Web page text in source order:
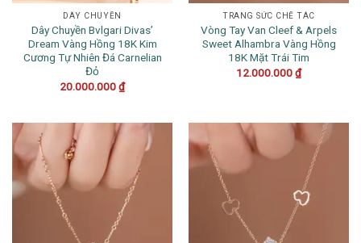
DÂY CHUYỀN
Dây Chuyền Bvlgari Divas’
Dream Vàng Hồng 18K Kim
Cương Tự Nhiên Đá Carnelian
Đỏ
20.000.000₫
TRANG SỨC CHẾ TÁC
Vòng Tay Van Cleef & Arpels
Sweet Alhambra Vàng Hồng
18K Mặt Trái Tim
12.000.000₫